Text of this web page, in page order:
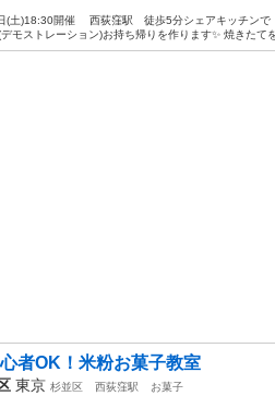
(土)18:30開催 西荻窪駅 徒歩5分シェアキッチンで
デモストレーション)お持ち帰りを作ります✨ 焼きたて
者OK！米粉お菓子教室
東京 杉並区 西荻窪駅
お菓子